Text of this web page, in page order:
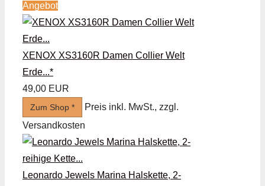
Angebot
XENOX XS3160R Damen Collier Welt
Erde...*
49,00 EUR
Zum Shop *
Preis inkl. MwSt., zzgl.
Versandkosten
Leonardo Jewels Marina Halskette, 2-